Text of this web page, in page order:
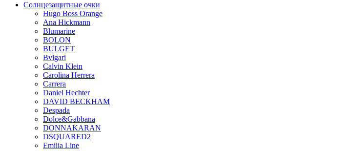
Солнцезащитные очки
Hugo Boss Orange
Ana Hickmann
Blumarine
BOLON
BULGET
Bvlgari
Calvin Klein
Carolina Herrera
Carrera
Daniel Hechter
DAVID BECKHAM
Despada
Dolce&Gabbana
DONNAKARAN
DSQUARED2
Emilia Line